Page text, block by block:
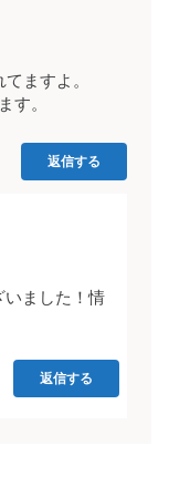
ますよ。
す。
返信する
いました！情
返信する